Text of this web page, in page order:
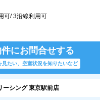
可/ 3沿線利用可
にお問合せする
見たい、空室状況を知りたいなど
ーシング 東京駅前店